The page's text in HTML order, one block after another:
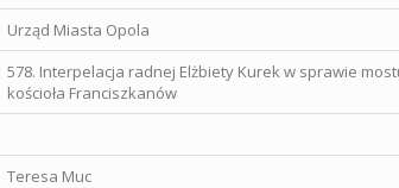
Urząd Miasta Opola
578. Interpelacja radnej Elżbiety Kurek w sprawie
kościoła Franciszkanów
Teresa Muc